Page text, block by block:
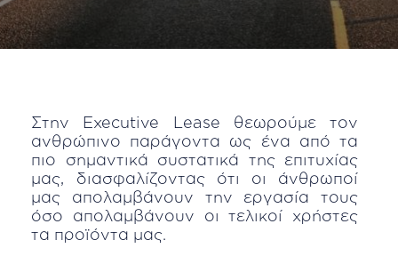
Στην Executive Lease θεωρούμε τον
ανθρώπινο παράγοντα ως ένα από τα
πιο σημαντικά συστατικά της επιτυχίας
μας, διασφαλίζοντας ότι οι άνθρωποί
μας απολαμβάνουν την εργασία τους
όσο απολαμβάνουν οι τελικοί χρήστες
τα προϊόντα μας.